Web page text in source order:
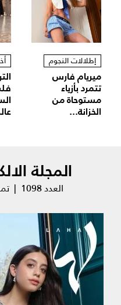
إطلالات النجوم
ميريام فارس
تتمرد بأزياء
مستوحاة من
الخزانة...
المجلة
العدد 1098 | تموز 2026